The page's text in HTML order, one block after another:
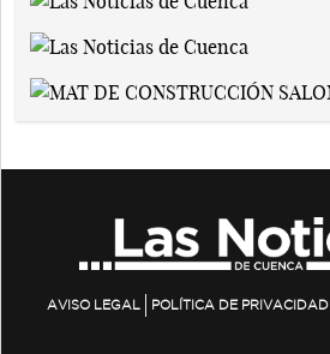
AVISO LEGAL POLÍTICA DE PRIVACIDAD